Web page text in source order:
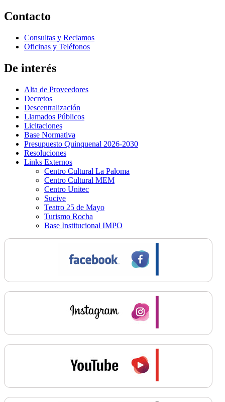
Contacto
Consultas y Reclamos
Oficinas y Teléfonos
De interés
Alta de Proveedores
Decretos
Descentralización
Llamados Públicos
Licitaciones
Base Normativa
Presupuesto Quinquenal 2026-2030
Resoluciones
Links Externos
Centro Cultural La Paloma
Centro Cultural MEM
Centro Unitec
Sucive
Teatro 25 de Mayo
Turismo Rocha
Base Institucional IMPO